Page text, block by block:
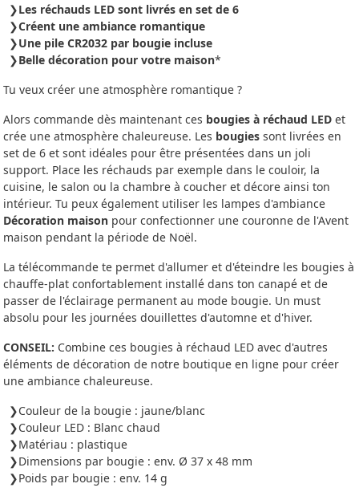
Les réchauds LED sont livrés en set de 6
Créent une ambiance romantique
Une pile CR2032 par bougie incluse
Belle décoration pour votre maison*
Tu veux créer une atmosphère romantique ?
Alors commande dès maintenant ces bougies à réchaud LED et
crée une atmosphère chaleureuse. Les bougies sont livrées en
set de 6 et sont idéales pour être présentées dans un joli
support. Place les réchauds par exemple dans le couloir, la
cuisine, le salon ou la chambre à coucher et décore ainsi ton
intérieur. Tu peux également utiliser les lampes d'ambiance
Décoration maison pour confectionner une couronne de l'Avent
maison pendant la période de Noël.
La télécommande te permet d'allumer et d'éteindre les bougies à
chauffe-plat confortablement installé dans ton canapé et de
passer de l'éclairage permanent au mode bougie. Un must
absolu pour les journées douillettes d'automne et d'hiver.
CONSEIL: Combine ces bougies à réchaud LED avec d'autres
éléments de décoration de notre boutique en ligne pour créer
une ambiance chaleureuse.
Couleur de la bougie : jaune/blanc
Couleur LED : Blanc chaud
Matériau : plastique
Dimensions par bougie : env. Ø 37 x 48 mm
Poids par bougie : env. 14 g